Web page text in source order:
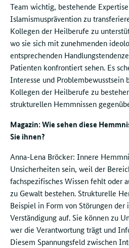
Team wichtig, bestehende
Islamismusprävention zu
Kollegen der Heilberufe zu
wo sie sich mit zunehmenden
entsprechenden
Patienten konfrontiert sehen. Es
Interesse und Problembewusstsein
Kollegen der Heilberufe zu
strukturellen Hemmnissen
Magazin: Wie sehen diese
Sie ihnen?
Anna-Lena Bröcker: Innere
Unsicherheiten sein, weil der
fachspezifisches Wissen fehlt oder
zu Gewalt bestehen. Strukturelle
Beispiel in Form von Störungen
Verständigung auf. Sie können zu
wer die Verantwortung trägt und
Diesem Spannungsfeld zwischen